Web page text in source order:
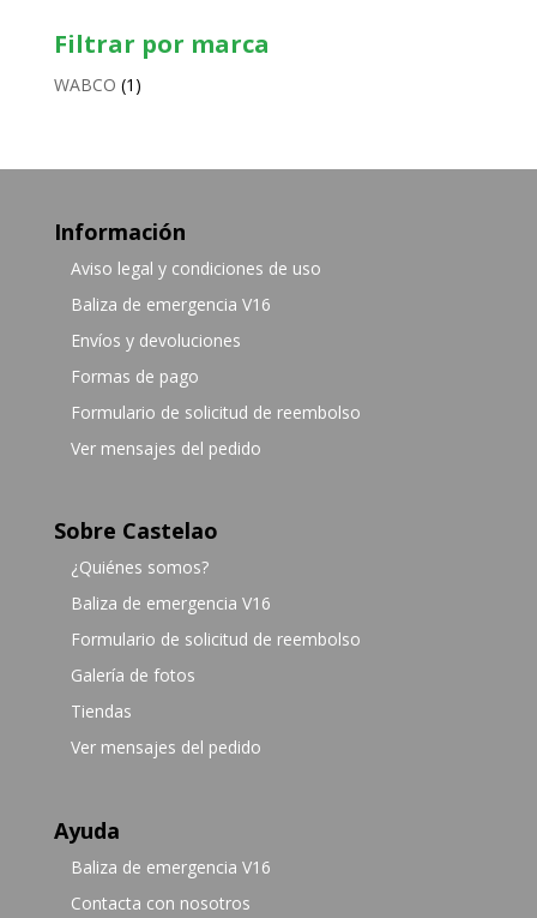
Filtrar por marca
WABCO (1)
Información
Aviso legal y condiciones de uso
Baliza de emergencia V16
Envíos y devoluciones
Formas de pago
Formulario de solicitud de reembolso
Ver mensajes del pedido
Sobre Castelao
¿Quiénes somos?
Baliza de emergencia V16
Formulario de solicitud de reembolso
Galería de fotos
Tiendas
Ver mensajes del pedido
Ayuda
Baliza de emergencia V16
Contacta con nosotros